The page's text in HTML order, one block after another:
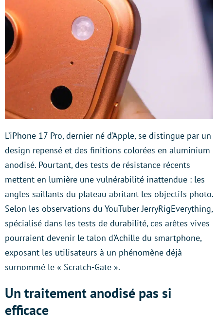
L’iPhone 17 Pro, dernier né d’Apple, se distingue par un
design repensé et des finitions colorées en aluminium
anodisé. Pourtant, des tests de résistance récents
mettent en lumière une vulnérabilité inattendue : les
angles saillants du plateau abritant les objectifs photo.
Selon les observations du YouTuber JerryRigEverything,
spécialisé dans les tests de durabilité, ces arêtes vives
pourraient devenir le talon d’Achille du smartphone,
exposant les utilisateurs à un phénomène déjà
surnommé le « Scratch-Gate ».
Un traitement anodisé pas si
efficace